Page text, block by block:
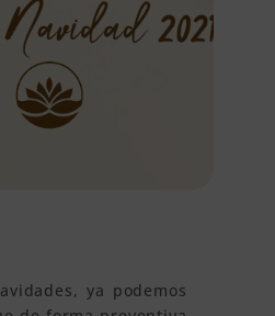
ya podemos